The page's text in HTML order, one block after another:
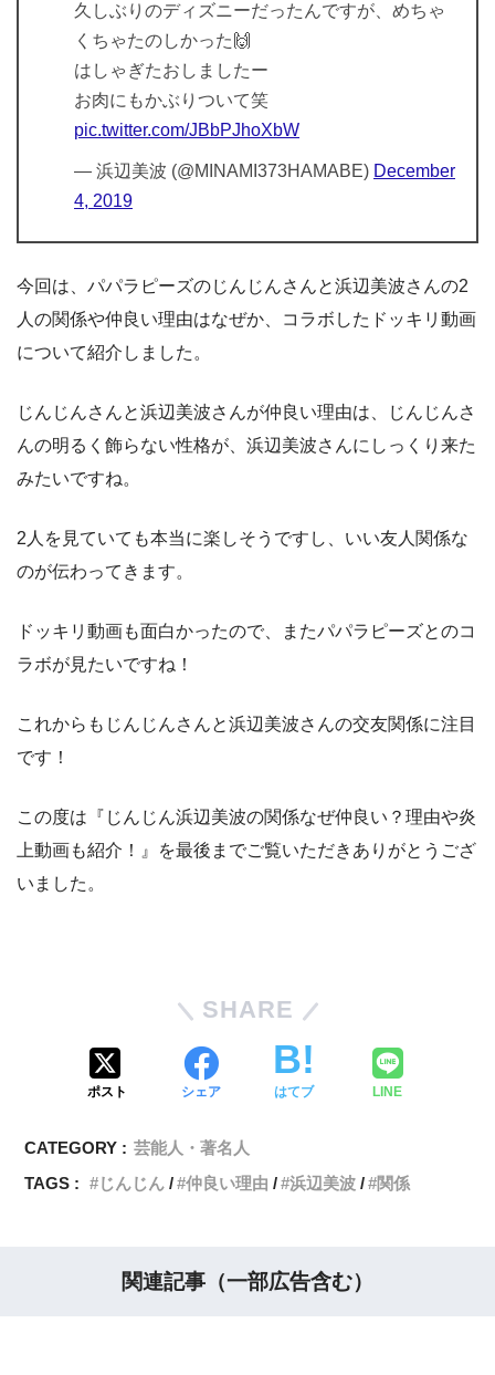
久しぶりのディズニーだったんですが、めちゃ
くちゃたのしかった🙌
はしゃぎたおしましたー
お肉にもかぶりついて笑
pic.twitter.com/JBbPJhoXbW
— 浜辺美波 (@MINAMI373HAMABE) December
4, 2019
今回は、パパラピーズのじんじんさんと浜辺美波さんの2
人の関係や仲良い理由はなぜか、コラボしたドッキリ動画
について紹介しました。
じんじんさんと浜辺美波さんが仲良い理由は、じんじんさ
んの明るく飾らない性格が、浜辺美波さんにしっくり来た
みたいですね。
2人を見ていても本当に楽しそうですし、いい友人関係な
のが伝わってきます。
ドッキリ動画も面白かったので、またパパラピーズとのコ
ラボが見たいですね！
これからもじんじんさんと浜辺美波さんの交友関係に注目
です！
この度は『じんじん浜辺美波の関係なぜ仲良い？理由や炎
上動画も紹介！』を最後までご覧いただきありがとうござ
いました。
SHARE
ポスト シェア はてブ LINE
CATEGORY : 芸能人・著名人
TAGS :
じんじん 仲良い理由 浜辺美波 関係
関連記事（一部広告含む）